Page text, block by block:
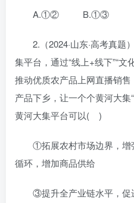
A.①②
2.（2024·山东·高考真题
集平台，通过“线上+线下”“文
推动优质农产品上网直播销
产品下乡，让一个个黄河大集
黄河大集平台可以( )
①拓展农村市场边界，
循环，增加商品供给
③提升全产业链水平，